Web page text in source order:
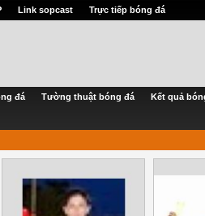
Link sopcast Trực tiếp bóng đá
đá Tường thuật bóng đá Kết quả